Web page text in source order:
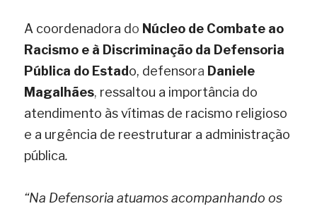
A coordenadora do Núcleo de Combate ao
Racismo e à Discriminação da Defensoria
Pública do Estado, defensora Daniele
Magalhães, ressaltou a importância do
atendimento às vítimas de racismo religioso
e a urgência de reestruturar a administração
pública.
“Na Defensoria atuamos acompanhando os